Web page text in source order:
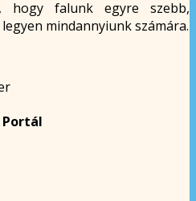
hogy falunk egyre szebb,
mindannyiunk számára.